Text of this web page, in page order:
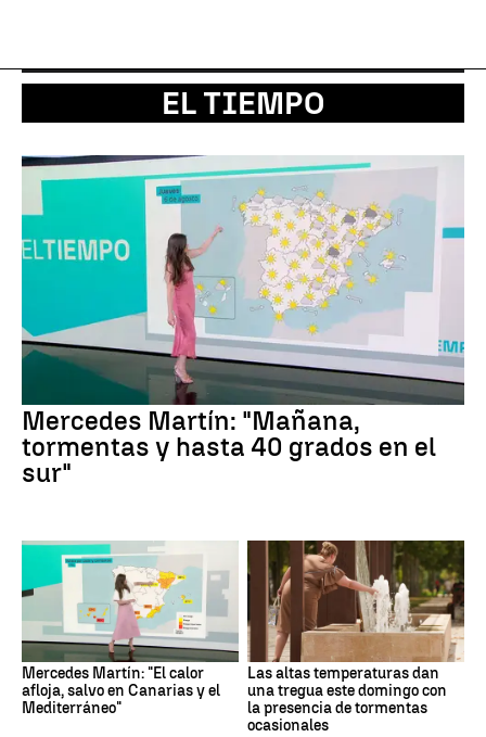
EL TIEMPO
Mercedes Martín: "Mañana,
tormentas y hasta 40 grados en el
sur"
Mercedes Martín: "El calor
afloja, salvo en Canarias y el
Mediterráneo"
Las altas temperaturas dan
una tregua este domingo con
la presencia de tormentas
ocasionales